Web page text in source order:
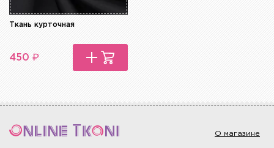
Ткань курточная
450 ₽
О магазине